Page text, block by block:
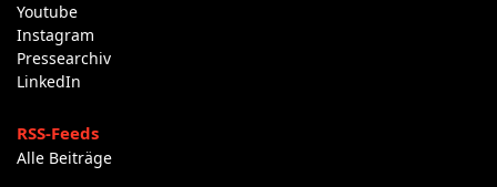
Youtube
Instagram
Pressearchiv
LinkedIn
RSS-Feeds
Alle Beiträge